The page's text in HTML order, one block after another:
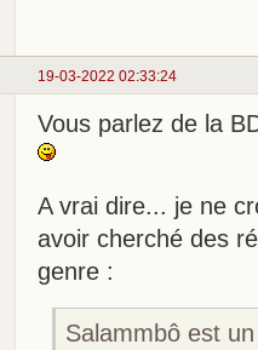
19-03-2022 02:33:24
Vous parlez de la
A vrai dire... je ne
avoir cherché des
genre :
Salammbô est